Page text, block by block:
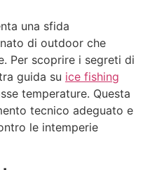
una sfida
di outdoor che
Per scoprire i segreti di
guida su ice fishing
temperature. Questa
tecnico adeguato e
le intemperie